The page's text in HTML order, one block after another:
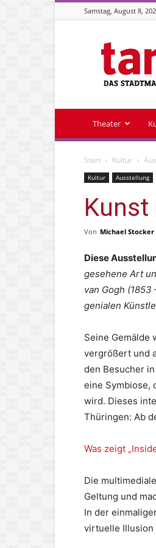
Samstag, August 8,
Theater
Start Kultur
Kultur Ausstellung
Kunst
Von Michael Stocker
Diese
gesehene Art
van Gogh
genialen
Seine Gemälde
vergrößert und
den Besucher
eine Symbiose,
wird. Dieses
Thüringen: Ab
Was zeigt
Die
Geltung und
In der
virtuelle Illusion